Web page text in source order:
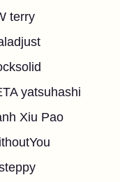
terry
yatsuhashi
Xiu Pao